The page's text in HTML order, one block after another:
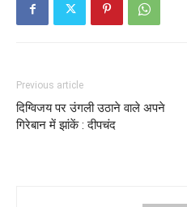
Previous article
दिग्विजय पर उंगली उठाने वाले अपने
गिरेबान में झांकें : दीपचंद